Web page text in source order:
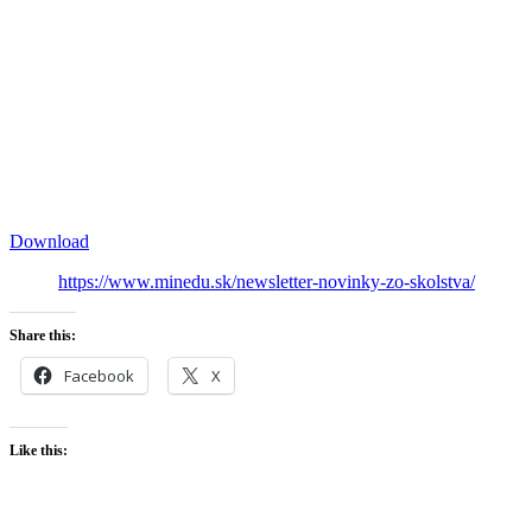
Download
https://www.minedu.sk/newsletter-novinky-zo-skolstva/
Share this:
Facebook X
Like this: